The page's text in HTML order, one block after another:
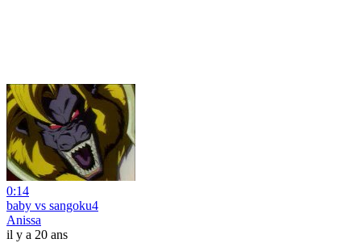
0:14
baby vs sangoku4
Anissa
il y a 20 ans